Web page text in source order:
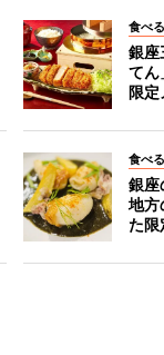
食べる
銀座
て
限定
食べる
銀座
地方
た限